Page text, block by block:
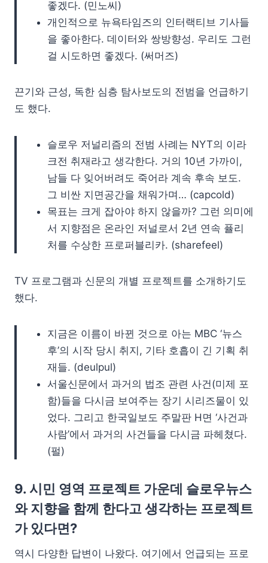
좋겠다. (민노씨)
개인적으로 뉴욕타임즈의 인터랙티브 기사들
을 좋아한다. 데이터와 쌍방향성. 우리도 그런
걸 시도하면 좋겠다. (써머즈)
끈기와 근성, 독한 심층 탐사보도의 전범을 언급하기
도 했다.
슬로우 저널리즘의 전범 사례는 NYT의 이라
크전 취재라고 생각한다. 거의 10년 가까이,
남들 다 잊어버려도 죽어라 계속 후속 보도.
그 비싼 지면공간을 채워가며… (capcold)
목표는 크게 잡아야 하지 않을까? 그런 의미에
서 지향점은 온라인 저널로서 2년 연속 퓰리
처를 수상한 프로퍼블리카. (sharefeel)
TV 프로그램과 신문의 개별 프로젝트를 소개하기도
했다.
지금은 이름이 바뀐 것으로 아는 MBC ‘뉴스
후’의 시작 당시 취지, 기타 호흡이 긴 기획 취
재들. (deulpul)
서울신문에서 과거의 법조 관련 사건(미제 포
함)들을 다시금 보여주는 장기 시리즈물이 있
었다. 그리고 한국일보도 주말판 H면 ‘사건과
사람’에서 과거의 사건들을 다시금 파헤쳤다.
(펄)
9. 시민 영역 프로젝트 가운데 슬로우뉴스
와 지향을 함께 한다고 생각하는 프로젝트
가 있다면?
역시 다양한 답변이 나왔다. 여기에서 언급되는 프로